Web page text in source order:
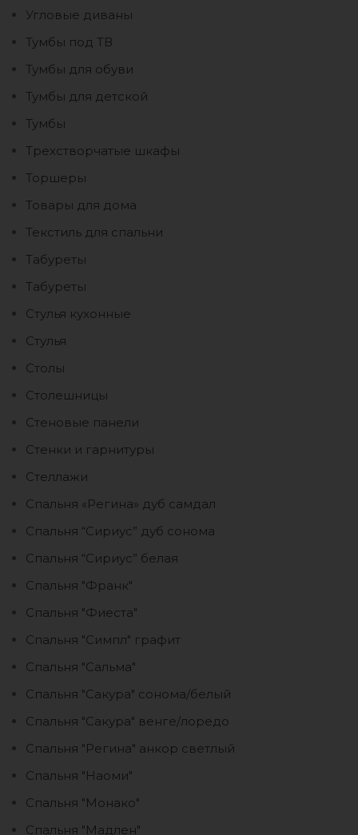
Угловые диваны
Тумбы под ТВ
Тумбы для обуви
Тумбы для детской
Тумбы
Трехстворчатые шкафы
Торшеры
Товары для дома
Текстиль для спальни
Табуреты
Табуреты
Стулья кухонные
Стулья
Столы
Столешницы
Стеновые панели
Стенки и гарнитуры
Стеллажи
Спальня «Регина» дуб самдал
Спальня “Сириус” дуб сонома
Спальня “Сириус” белая
Спальня "Франк"
Спальня "Фиеста"
Спальня "Симпл" графит
Спальня "Сальма"
Спальня "Сакура" сонома/белый
Спальня "Сакура" венге/лоредо
Спальня "Регина" анкор светлый
Спальня "Наоми"
Спальня "Монако"
Спальня "Мадлен"